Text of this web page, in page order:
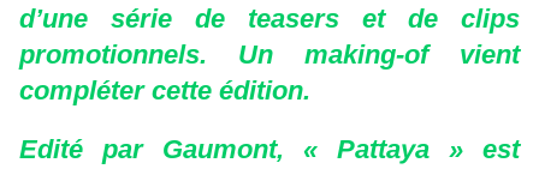
d’une série de teasers et de clips
promotionnels. Un making-of vient
compléter cette édition.
Edité par Gaumont, « Pattaya » est